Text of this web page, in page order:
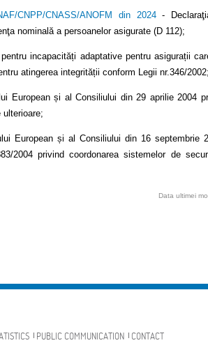
CNPP/CNASS/ANOFM din 2024-
nominală a persoanelor asigurate (D 112);
incapacități adaptative pentru asigurații
atingerea integrității conform Legii nr.346/2002;
European și al Consiliului din 29 aprilie 2004
European și al Consiliului din 16 septembrie
2004 privind coordonarea sistemelor de
Data ultimei
PUBLIC COMMUNICATION CONTACT